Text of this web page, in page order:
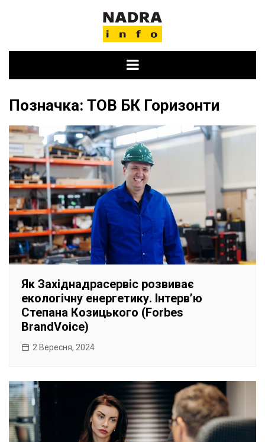
Позначка: ТОВ БК Горизонти
Як Західнадрасервіс розвиває
екологічну енергетику. Інтерв’ю
Степана Козицького (Forbes
BrandVoice)
2 Вересня, 2024